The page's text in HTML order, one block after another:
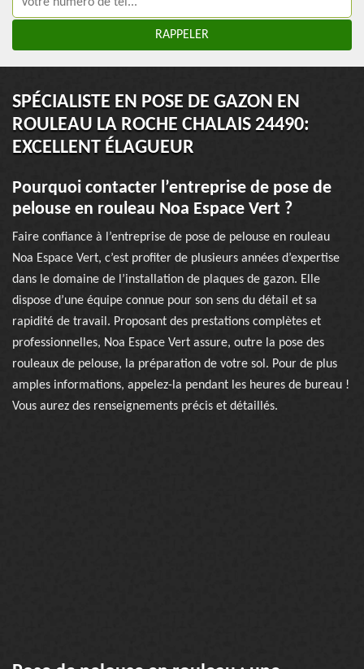
SPÉCIALISTE EN POSE DE GAZON EN
ROULEAU LA ROCHE CHALAIS 24490:
EXCELLENT ÉLAGUEUR
Pourquoi contacter l’entreprise de pose de
pelouse en rouleau Noa Espace Vert ?
Faire confiance à l’entreprise de pose de pelouse en rouleau
Noa Espace Vert, c’est profiter de plusieurs années d’expertise
dans le domaine de l’installation de plaques de gazon. Elle
dispose d’une équipe connue pour son sens du détail et sa
rapidité de travail. Proposant des prestations complètes et
professionnelles, Noa Espace Vert assure, outre la pose des
rouleaux de pelouse, la préparation de votre sol. Pour de plus
amples informations, appelez-la pendant les heures de bureau !
Vous aurez des renseignements précis et détaillés.